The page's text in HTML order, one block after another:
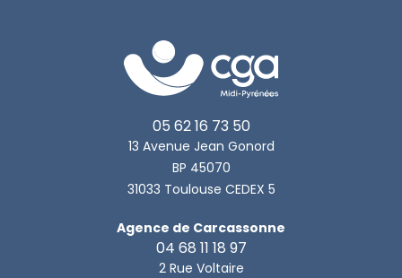
05 62 16 73 50
13 Avenue Jean Gonord
BP 45070
31033 Toulouse CEDEX 5
Agence de Carcassonne
04 68 11 18 97
2 Rue Voltaire